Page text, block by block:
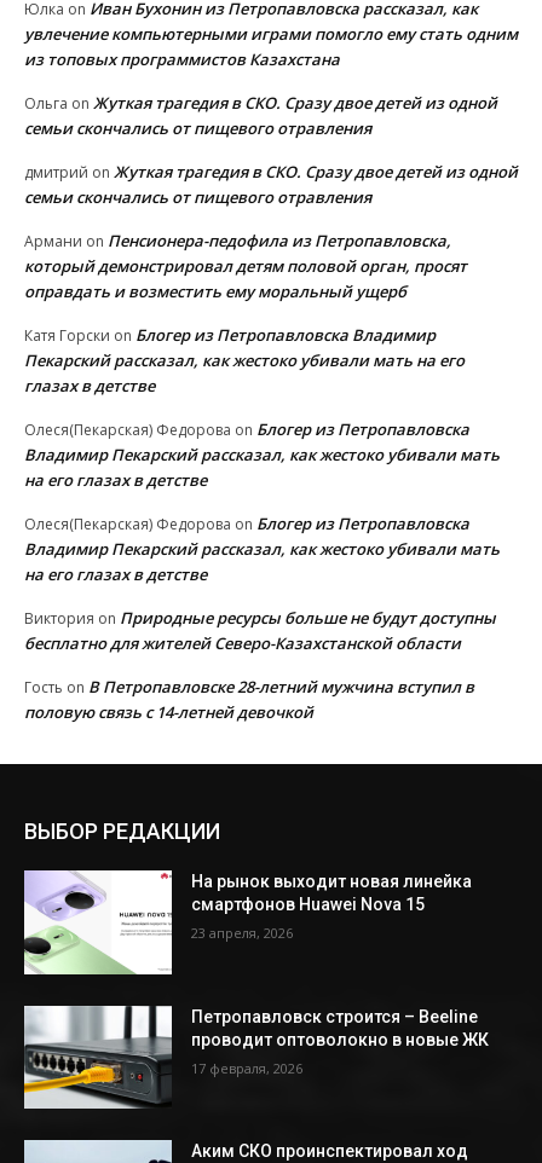
Юлка on Иван Бухонин из Петропавловска рассказал, как
увлечение компьютерными играми помогло ему стать одним
из топовых программистов Казахстана
Ольга on Жуткая трагедия в СКО. Сразу двое детей из одной
семьи скончались от пищевого отравления
дмитрий on Жуткая трагедия в СКО. Сразу двое детей из одной
семьи скончались от пищевого отравления
Армани on Пенсионера-педофила из Петропавловска,
который демонстрировал детям половой орган, просят
оправдать и возместить ему моральный ущерб
Катя Горски on Блогер из Петропавловска Владимир
Пекарский рассказал, как жестоко убивали мать на его
глазах в детстве
Олеся(Пекарская) Федорова on Блогер из Петропавловска
Владимир Пекарский рассказал, как жестоко убивали мать
на его глазах в детстве
Олеся(Пекарская) Федорова on Блогер из Петропавловска
Владимир Пекарский рассказал, как жестоко убивали мать
на его глазах в детстве
Виктория on Природные ресурсы больше не будут доступны
бесплатно для жителей Северо-Казахстанской области
Гость on В Петропавловске 28-летний мужчина вступил в
половую связь с 14-летней девочкой
ВЫБОР РЕДАКЦИИ
На рынок выходит новая линейка
смартфонов Huawei Nova 15
23 апреля, 2026
Петропавловск строится – Beeline
проводит оптоволокно в новые ЖК
17 февраля, 2026
Аким СКО проинспектировал ход